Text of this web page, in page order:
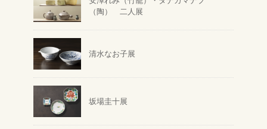
（陶） 二人展
清水なお子展
坂場圭十展